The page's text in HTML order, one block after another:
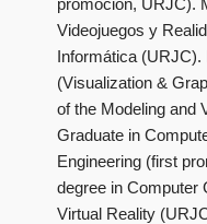
promoción, URJC).
Videojuegos y
Informática
(Visualization &
of the Modeling and
Graduate in
Engineering (first
degree in Computer
Virtual Reality